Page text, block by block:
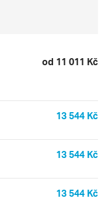
od 11 011 Kč
13 544 Kč
13 544 Kč
13 544 Kč